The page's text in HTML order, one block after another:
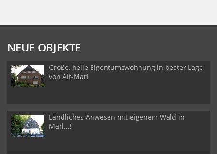
NEUE OBJEKTE
Große, helle Eigentumswohnung in bester Lage
von Alt-Marl
Ländliches Anwesen mit eigenem Wald in
Marl...!